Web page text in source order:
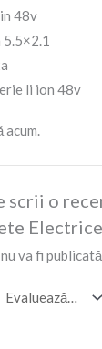
48v
li ion 48v
acum.
scrii o
va fi